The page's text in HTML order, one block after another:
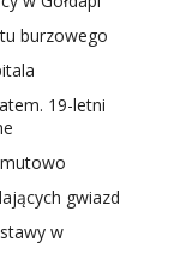
burzowego
19-letni
gwiazd
w